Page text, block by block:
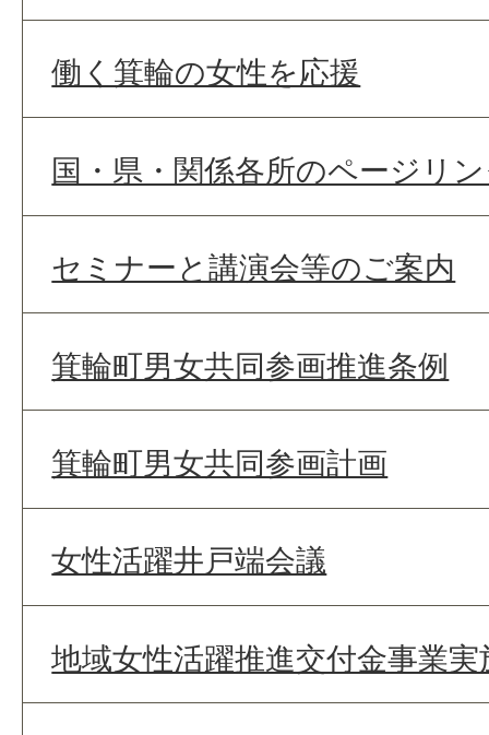
働く箕輪の女性を応援
国・県・関係各所のページリ
セミナーと講演会等のご案内
箕輪町男女共同参画推進条例
箕輪町男女共同参画計画
女性活躍井戸端会議
地域女性活躍推進交付金事業実